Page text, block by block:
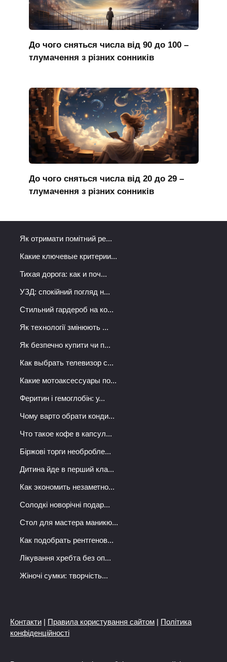
До чого сняться числа від 90 до 100 –
тлумачення з різних сонників
До чого сняться числа від 20 до 29 –
тлумачення з різних сонників
Як отримати помітний ре...
Какие ключевые критерии...
Тихая дорога: как и поч...
УЗД: спокійний погляд н...
Стильний гардероб на ко...
Як технології змінюють ...
Як безпечно купити чи п...
Как выбрать телевизор с...
Какие мотоаксессуары по...
Феритин і гемоглобін: у...
Чому варто обрати конди...
Что такое кофе в капсул...
Біржові торги необробле...
Дитина йде в перший кла...
Как экономить незаметно...
Солодкі новорічні подар...
Стол для мастера маникю...
Как подобрать рентгенов...
Лікування хребта без оп...
Жіночі сумки: творчість...
Контакти | Правила користування сайтом | Політика
конфіденційності